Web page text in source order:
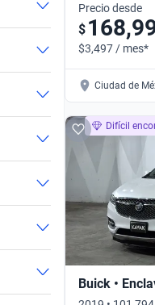
Precio desde
$
$3,497 / mes*
Ciudad de
Difícil
Buick •